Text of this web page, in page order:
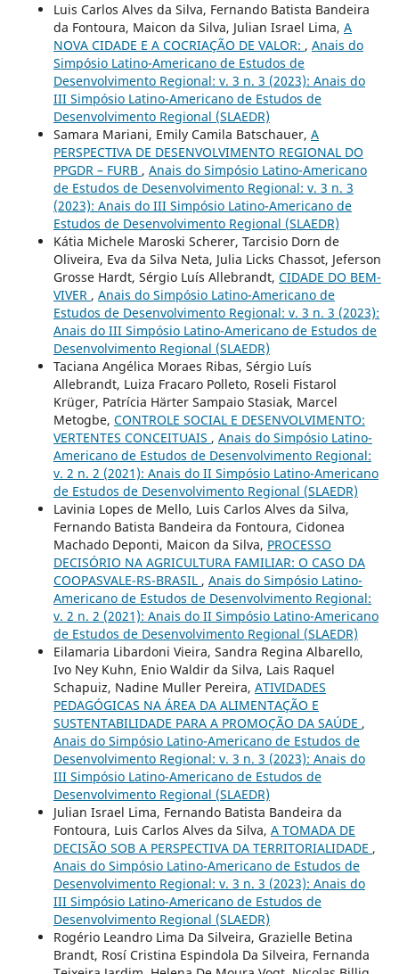
Luis Carlos Alves da Silva, Fernando Batista Bandeira
da Fontoura, Maicon da Silva, Julian Israel Lima, A
NOVA CIDADE E A COCRIAÇÃO DE VALOR: , Anais do
Simpósio Latino-Americano de Estudos de
Desenvolvimento Regional: v. 3 n. 3 (2023): Anais do
III Simpósio Latino-Americano de Estudos de
Desenvolvimento Regional (SLAEDR)
Samara Mariani, Emily Camila Batschauer, A
PERSPECTIVA DE DESENVOLVIMENTO REGIONAL DO
PPGDR – FURB , Anais do Simpósio Latino-Americano
de Estudos de Desenvolvimento Regional: v. 3 n. 3
(2023): Anais do III Simpósio Latino-Americano de
Estudos de Desenvolvimento Regional (SLAEDR)
Kátia Michele Maroski Scherer, Tarcisio Dorn de
Oliveira, Eva da Silva Neta, Julia Licks Chassot, Jeferson
Grosse Hardt, Sérgio Luís Allebrandt, CIDADE DO BEM-
VIVER , Anais do Simpósio Latino-Americano de
Estudos de Desenvolvimento Regional: v. 3 n. 3 (2023):
Anais do III Simpósio Latino-Americano de Estudos de
Desenvolvimento Regional (SLAEDR)
Taciana Angélica Moraes Ribas, Sérgio Luís
Allebrandt, Luiza Fracaro Polleto, Roseli Fistarol
Krüger, Patrícia Härter Sampaio Stasiak, Marcel
Metogbe, CONTROLE SOCIAL E DESENVOLVIMENTO:
VERTENTES CONCEITUAIS , Anais do Simpósio Latino-
Americano de Estudos de Desenvolvimento Regional:
v. 2 n. 2 (2021): Anais do II Simpósio Latino-Americano
de Estudos de Desenvolvimento Regional (SLAEDR)
Lavinia Lopes de Mello, Luis Carlos Alves da Silva,
Fernando Batista Bandeira da Fontoura, Cidonea
Machado Deponti, Maicon da Silva, PROCESSO
DECISÓRIO NA AGRICULTURA FAMILIAR: O CASO DA
COOPASVALE-RS-BRASIL , Anais do Simpósio Latino-
Americano de Estudos de Desenvolvimento Regional:
v. 2 n. 2 (2021): Anais do II Simpósio Latino-Americano
de Estudos de Desenvolvimento Regional (SLAEDR)
Eilamaria Libardoni Vieira, Sandra Regina Albarello,
Ivo Ney Kuhn, Enio Waldir da Silva, Lais Raquel
Schapuiz, Nadine Muller Pereira, ATIVIDADES
PEDAGÓGICAS NA ÁREA DA ALIMENTAÇÃO E
SUSTENTABILIDADE PARA A PROMOÇÃO DA SAÚDE ,
Anais do Simpósio Latino-Americano de Estudos de
Desenvolvimento Regional: v. 3 n. 3 (2023): Anais do
III Simpósio Latino-Americano de Estudos de
Desenvolvimento Regional (SLAEDR)
Julian Israel Lima, Fernando Batista Bandeira da
Fontoura, Luis Carlos Alves da Silva, A TOMADA DE
DECISÃO SOB A PERSPECTIVA DA TERRITORIALIDADE ,
Anais do Simpósio Latino-Americano de Estudos de
Desenvolvimento Regional: v. 3 n. 3 (2023): Anais do
III Simpósio Latino-Americano de Estudos de
Desenvolvimento Regional (SLAEDR)
Rogério Leandro Lima Da Silveira, Grazielle Betina
Brandt, Rosí Cristina Espindola Da Silveira, Fernanda